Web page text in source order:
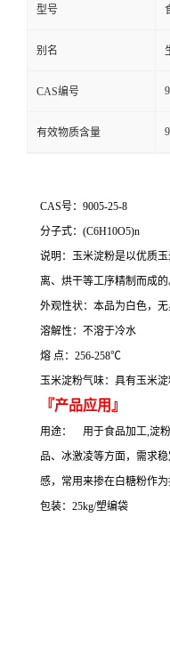
型号
别名
CAS编号
有效物质含量
CAS号：9005-25-8
分子式：(C6H10O5)n
说明：玉米淀粉是以优质
离、烘干等工序精制而成的
外观性状：本品为白色，无
溶解性：不溶于冷水
熔 点：256-258℃
玉米淀粉气味：具有玉米
『产品应用』
用途： 用于食品加工,淀
品、冰激凌等方面，需求
感，常用来掺在白糖粉作
包装：25kg/塑编袋